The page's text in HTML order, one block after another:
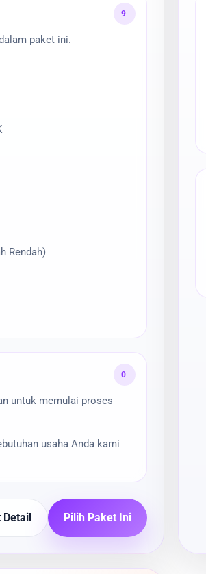
9
paket ini.
Rendah)
0
untuk memulai proses
usaha Anda kami
Detail Pilih Paket Ini